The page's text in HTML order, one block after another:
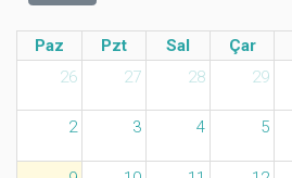
Paz Pzt Sal Çar
26
27 28 29
2 3 4 5